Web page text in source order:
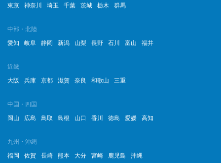
東京
神奈川 埼玉 千葉 茨城 栃木 群馬
中部・北陸
愛知
岐阜 静岡 新潟 山梨 長野 石川 富山 福井
近畿
大阪
兵庫 京都 滋賀 奈良 和歌山 三重
中国・四国
岡山
広島 鳥取 島根 山口 香川 徳島 愛媛 高知
九州・沖縄
福岡
佐賀 長崎 熊本 大分 宮崎 鹿児島 沖縄